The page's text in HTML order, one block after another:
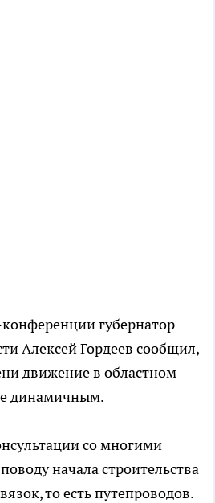
конференциигубернатор
Алексей Гордеев сообщил,
движение в областном
динамичным.
со многими
начала строительства
то есть путепроводов.